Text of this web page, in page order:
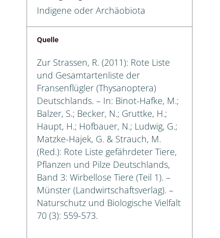
Indigene oder Archäobiota
Quelle
Zur Strassen, R. (2011): Rote Liste
und Gesamtartenliste der
Fransenflügler (Thysanoptera)
Deutschlands. – In: Binot-Hafke, M.;
Balzer, S.; Becker, N.; Gruttke, H.;
Haupt, H.; Hofbauer, N.; Ludwig, G.;
Matzke-Hajek, G. & Strauch, M.
(Red.): Rote Liste gefährdeter Tiere,
Pflanzen und Pilze Deutschlands,
Band 3: Wirbellose Tiere (Teil 1). –
Münster (Landwirtschaftsverlag). –
Naturschutz und Biologische Vielfalt
70 (3): 559-573.